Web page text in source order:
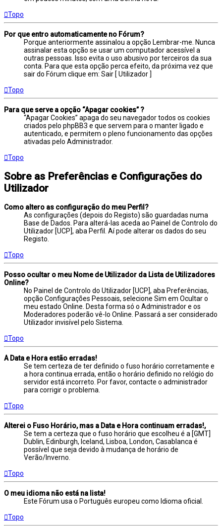
Topo
Por que entro automaticamente no Fórum?
Porque anteriormente assinalou a opção Lembrar-me. Nunca
assinalar esta opção se usar um computador acessível a
outras pessoas. Isso evita o uso abusivo por terceiros da sua
conta. Para que esta opção perca efeito, da próxima vez que
sair do Fórum clique em: Sair [ Utilizador ]
Topo
Para que serve a opção “Apagar cookies” ?
“Apagar Cookies” apaga do seu navegador todos os cookies
criados pelo phpBB3 e que servem para o manter ligado e
autenticado, e permitem o pleno funcionamento das opções
ativadas pelo Administrador.
Topo
Sobre as Preferências e Configurações do
Utilizador
Como altero as configuração do meu Perfil?
As configurações (depois do Registo) são guardadas numa
Base de Dados. Para alterá-las aceda ao Painel de Controlo do
Utilizador [UCP], aba Perfil. Aí pode alterar os dados do seu
Registo.
Topo
Posso ocultar o meu Nome de Utilizador da Lista de Utilizadores
Online?
No Painel de Controlo do Utilizador [UCP], aba Preferências,
opção Configurações Pessoais, selecione Sim em Ocultar o
meu estado Online. Desta forma só o Administrador e os
Moderadores poderão vê-lo Online. Passará a ser considerado
Utilizador invisível pelo Sistema.
Topo
A Data e Hora estão erradas!
Se tem certeza de ter definido o fuso horário corretamente e
a hora continua errada, então o horário definido no relógio do
servidor está incorreto. Por favor, contacte o administrador
para corrigir o problema.
Topo
Alterei o Fuso Horário, mas a Data e Hora continuam erradas!,
Se tem a certeza que o fuso horário que escolheu é a [GMT]
Dublin, Edinburgh, Iceland, Lisboa, London, Casablanca é
possível que seja devido à mudança de horário de
Verão/Inverno.
Topo
O meu idioma não está na lista!
Este Fórum usa o Português europeu como Idioma oficial.
Topo